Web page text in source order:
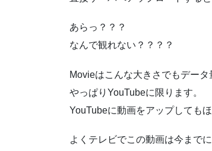
あらっ？？？
なんで観れない？？？？
Movieはこんな大きさでもデー
やっぱりYouTubeに限ります。
YouTubeに動画をアップしても
よくテレビでこの動画は今まで